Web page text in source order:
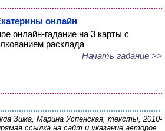
онлайн
онлайн-гадание на 3 карты с
расклада
Начать гадание >>
Зима, Марина Успенская, тексты, 2010-
ссылка на сайт и указание авторов